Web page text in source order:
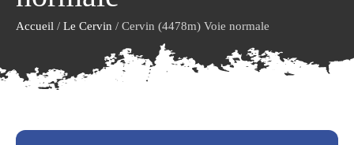
Accueil / Le Cervin / Cervin (4478m) Voie normale